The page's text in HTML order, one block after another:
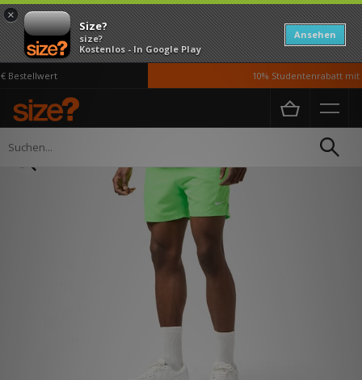
×
Size?
size?
Kostenlos - In Google Play
Ansehen
10% Studentenrabatt mit
Home Herren